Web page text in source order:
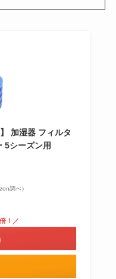
加湿器 フィルタ
5シーズン用
調べ）
！／